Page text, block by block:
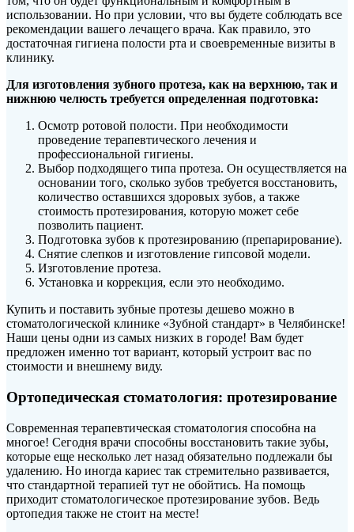
использовании. Но при условии, что вы будете соблюдать все
рекомендации вашего лечащего врача. Как правило, это
достаточная гигиена полости рта и своевременные визиты в
клинику.
Для изготовления зубного протеза, как на верхнюю, так и
нижнюю челюсть требуется определенная подготовка:
Осмотр ротовой полости. При необходимости
проведение терапевтического лечения и
профессиональной гигиены.
Выбор подходящего типа протеза. Он осуществляется на
основании того, сколько зубов требуется восстановить,
количество оставшихся здоровых зубов, а также
стоимость протезирования, которую может себе
позволить пациент.
Подготовка зубов к протезированию (препарирование).
Снятие слепков и изготовление гипсовой модели.
Изготовление протеза.
Установка и коррекция, если это необходимо.
Купить и поставить зубные протезы дешево можно в
стоматологической клинике «Зубной стандарт» в Челябинске!
Наши цены одни из самых низких в городе! Вам будет
предложен именно тот вариант, который устроит вас по
стоимости и внешнему виду.
Ортопедическая стоматология: протезирование
Современная терапевтическая стоматология способна на
многое! Сегодня врачи способны восстановить такие зубы,
которые еще несколько лет назад обязательно подлежали бы
удалению. Но иногда кариес так стремительно развивается,
что стандартной терапией тут не обойтись. На помощь
приходит стоматологическое протезирование зубов. Ведь
ортопедия также не стоит на месте!